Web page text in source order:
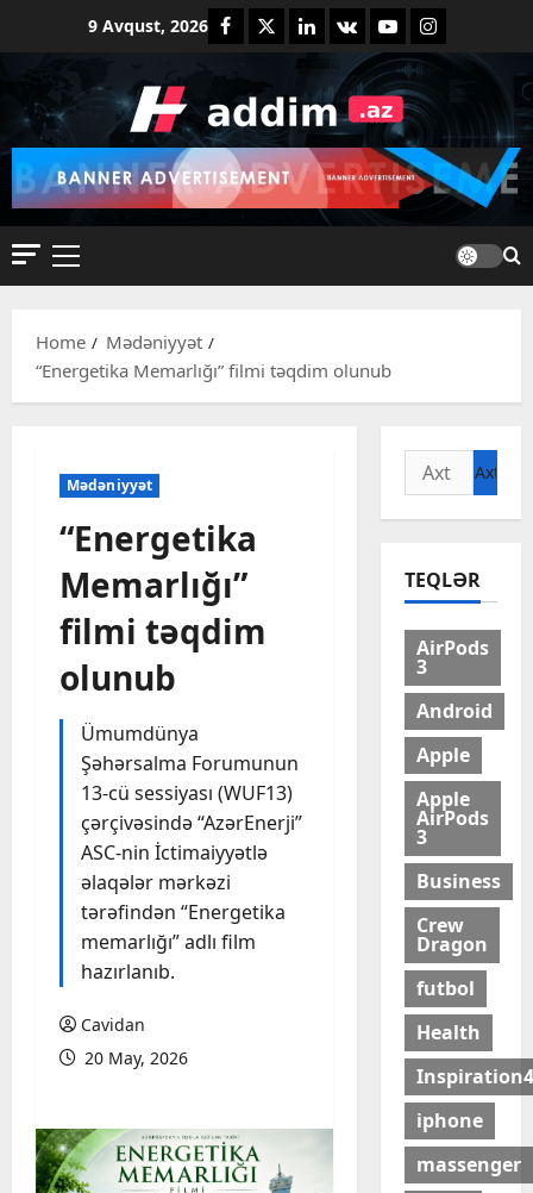
9 Avqust, 2026 Facebook
TwitterLinkedin
VK YoutubeInstagram
Primary
Home
Mədəniyyət
“Energetika Memarlığı” filmi təqdim olunub
Mədəniyyət
“Energetika
Memarlığı”
filmi təqdim
olunub
Ümumdünya
Şəhərsalma Forumunun
13-cü sessiyası (WUF13)
çərçivəsində “AzərEnerji”
ASC-nin İctimaiyyətlə
əlaqələr mərkəzi
tərəfindən “Energetika
memarlığı” adlı film
hazırlanıb.
Cavidan
20 May, 2026
Axtarış:
TEQLƏR
AirPods
3
Android
Apple
Apple
AirPods
3
Business
Crew
Dragon
futbol
Health
Inspiration4
iphone
massenger